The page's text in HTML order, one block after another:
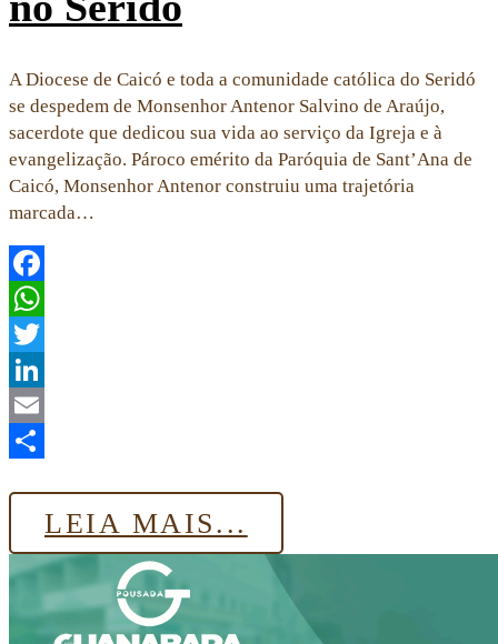
A Diocese de Caicó e toda a comunidade católica do Seridó
se despedem de Monsenhor Antenor Salvino de Araújo,
sacerdote que dedicou sua vida ao serviço da Igreja e à
evangelização. Pároco emérito da Paróquia de Sant’Ana de
Caicó, Monsenhor Antenor construiu uma trajetória
marcada…
Facebook
WhatsApp
Twitter
LinkedIn
Email
LEIA MAIS...